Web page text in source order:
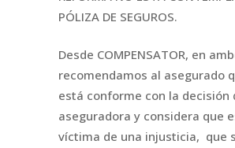
PÓLIZA DE SEGUROS.
Desde COMPENSATOR, en
recomendamos al asegurado
está conforme con la decisión
aseguradora y considera que
víctima de una injusticia, que